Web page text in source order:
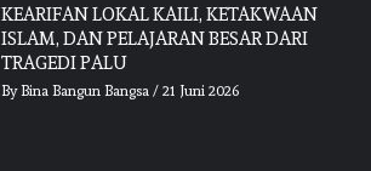
KEARIFAN LOKAL KAILI, KETAKWAAN
ISLAM, DAN PELAJARAN BESAR DARI
TRAGEDI PALU
By Bina Bangun Bangsa/ 21 Juni 2026